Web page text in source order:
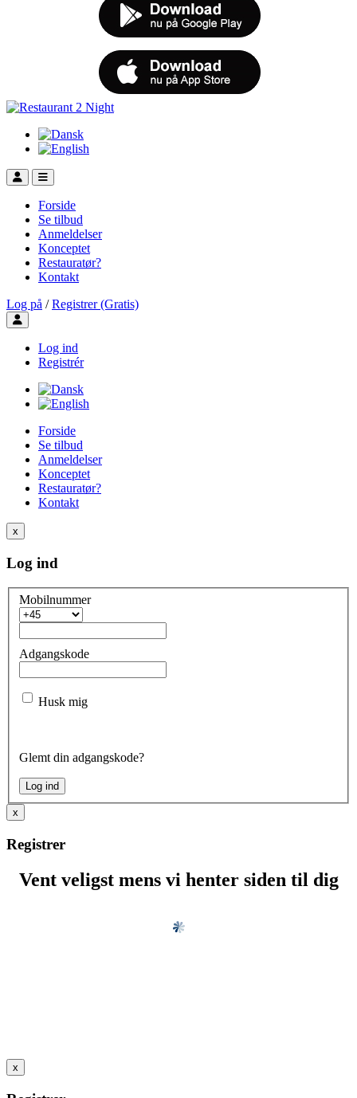
Forside
Se tilbud
Anmeldelser
Konceptet
Restauratør?
Kontakt
Log på / Registrer (Gratis)
Toggle user menu
Log ind
Registrér
Forside
Se tilbud
Anmeldelser
Konceptet
Restauratør?
Kontakt
x
Log ind
Mobilnummer
Adgangskode
Husk mig
Glemt din adgangskode?
x
Registrer
Vent veligst mens vi henter siden til dig
x